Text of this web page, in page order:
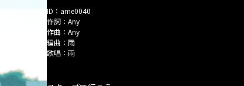
ID： ame0040
作詞： Any
作曲： Any
編曲： 雨
歌唱： 雨